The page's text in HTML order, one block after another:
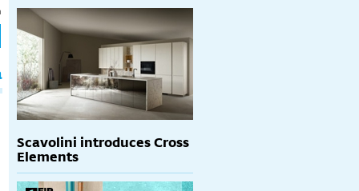
Scavolini introduces Cross
Elements